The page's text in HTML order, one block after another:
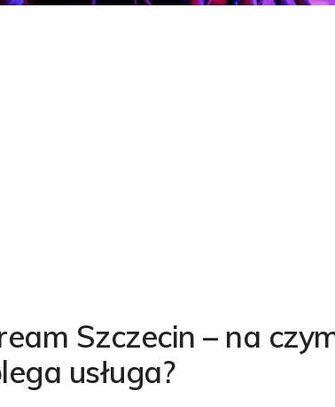
Szczecin – na
usługa?